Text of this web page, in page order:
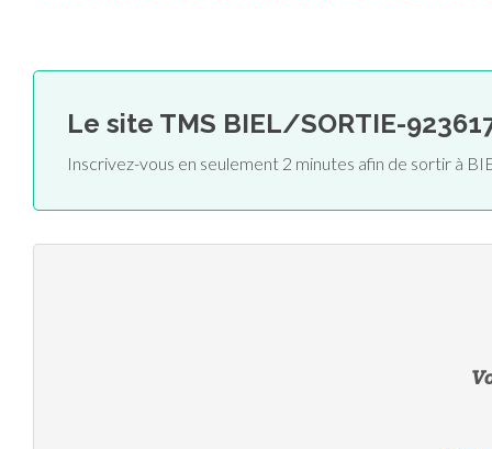
Le site TMS BIEL/SORTIE-
Inscrivez-vous en seulement 2 minutes afin de sortir à